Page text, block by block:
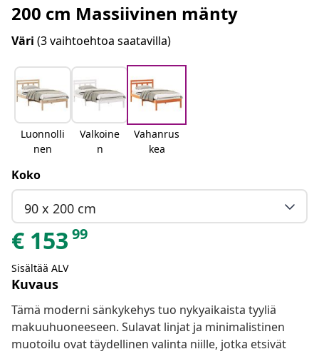
200 cm Massiivinen mänty
Väri (3 vaihtoehtoa saatavilla)
Luonnolli
nen
Valkoine
n
Vahanrus
kea
Koko
90 x 200 cm
€ 153 99
Sisältää ALV
Kuvaus
Tämä moderni sänkykehys tuo nykyaikaista tyyliä
makuuhuoneeseen. Sulavat linjat ja minimalistinen
muotoilu ovat täydellinen valinta niille, jotka etsivät